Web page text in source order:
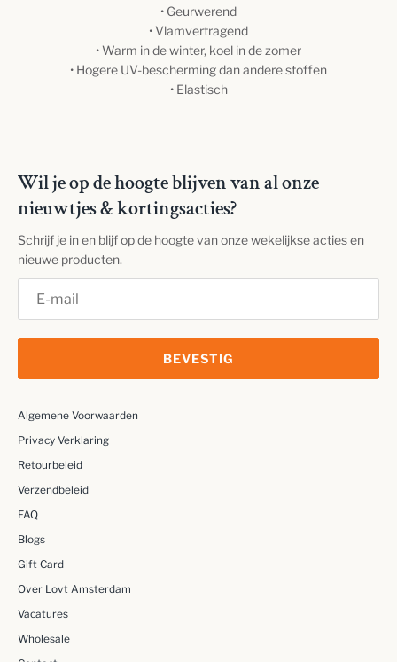
• Geurwerend
• Vlamvertragend
• Warm in de winter, koel in de zomer
• Hogere UV-bescherming dan andere stoffen
• Elastisch
Wil je op de hoogte blijven van al onze
nieuwtjes & kortingsacties?
Schrijf je in en blijf op de hoogte van onze wekelijkse acties en
nieuwe producten.
BEVESTIG
Algemene Voorwaarden
Privacy Verklaring
Retourbeleid
Verzendbeleid
FAQ
Blogs
Gift Card
Over Lovt Amsterdam
Vacatures
Wholesale